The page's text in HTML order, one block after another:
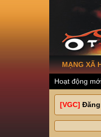
MẠNG XÃ
Hoạt động
[VGC] Đăng